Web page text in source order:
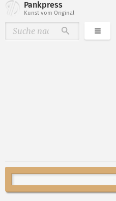
Pankpress
Kunst vom Original
Durchsuchen